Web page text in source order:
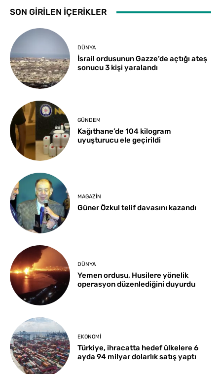
SON GİRİLEN İÇERİKLER
DÜNYA
İsrail ordusunun Gazze’de açtığı ateş
sonucu 3 kişi yaralandı
GÜNDEM
Kağıthane’de 104 kilogram
uyuşturucu ele geçirildi
MAGAZIN
Güner Özkul telif davasını kazandı
DÜNYA
Yemen ordusu, Husilere yönelik
operasyon düzenlediğini duyurdu
EKONOMI
Türkiye, ihracatta hedef ülkelere 6
ayda 94 milyar dolarlık satış yaptı